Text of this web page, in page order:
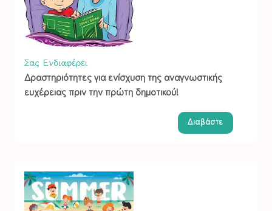
Σας Ενδιαφέρει
Δραστηριότητες για ενίσχυση της αναγνωστικής
ευχέρειας πριν την πρώτη δημοτικού!
Διαβάστε